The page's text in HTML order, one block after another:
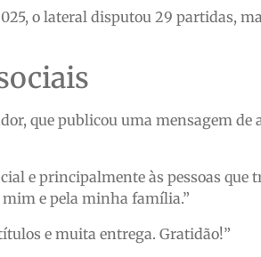
o lateral disputou 29 partidas,
que publicou uma mensagem de
e principalmente às pessoas que
e pela minha família.”
e muita entrega. Gratidão!”